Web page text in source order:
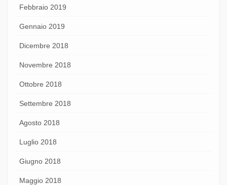
Febbraio 2019
Gennaio 2019
Dicembre 2018
Novembre 2018
Ottobre 2018
Settembre 2018
Agosto 2018
Luglio 2018
Giugno 2018
Maggio 2018